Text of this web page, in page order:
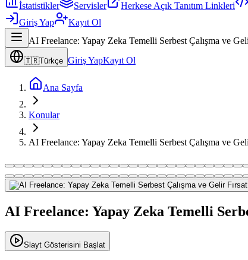
İstatistikler Servisler Herkese Açık Tanıtım Linkleri
Giriş Yap
Kayıt Ol
AI Freelance: Yapay Zeka Temelli Serbest Çalışma ve
🇹🇷Türkçe Giriş YapKayıt Ol
Ana Sayfa
Konular
AI Freelance: Yapay Zeka Temelli Serbest Çalışma ve
AI Freelance: Yapay Zeka Temelli
Slayt Gösterisini Başlat